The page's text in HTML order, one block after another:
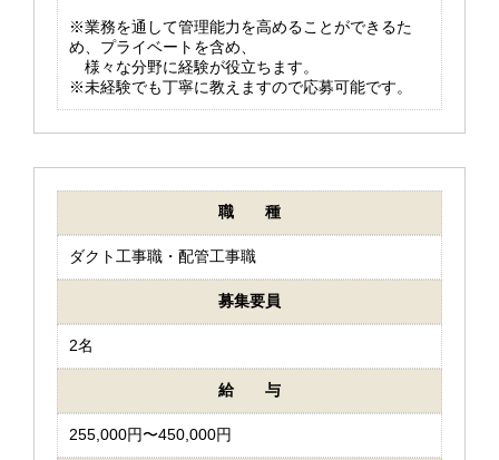
※業務を通して管理能力を高めることができるた
め、プライベートを含め、
様々な分野に経験が役立ちます。
※未経験でも丁寧に教えますので応募可能です。
職 種
ダクト工事職・配管工事職
募集要員
2名
給 与
255,000円〜450,000円